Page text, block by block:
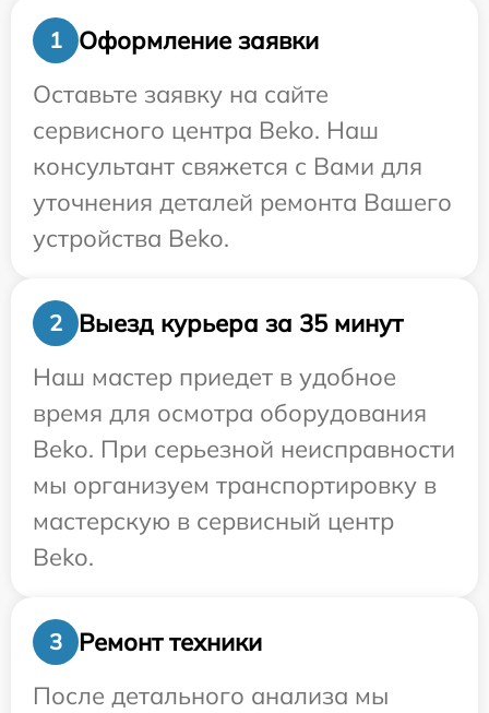
1
Оформление заявки
Оставьте заявку на сайте
сервисного центра Beko. Наш
консультант свяжется с Вами для
уточнения деталей ремонта Вашего
устройства Beko.
2
Выезд курьера за 35 минут
Наш мастер приедет в удобное
время для осмотра оборудования
Beko. При серьезной неисправности
мы организуем транспортировку в
мастерскую в сервисный центр
Beko.
3
Ремонт техники
После детального анализа мы